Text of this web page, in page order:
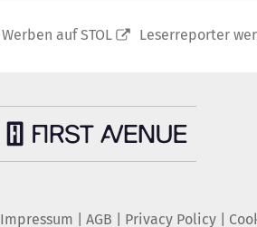
Werben auf STOL Leserreporter
Impressum AGB Privacy Policy|